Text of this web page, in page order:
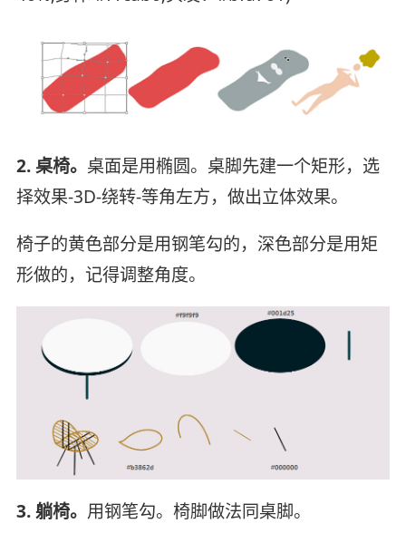
2. 桌椅。 桌面是用椭圆。桌脚先建一个矩形，选
择效果-3D-绕转-等角左方，做出立体效果。
椅子的黄色部分是用钢笔勾的，深色部分是用矩
形做的，记得调整角度。
3. 躺椅。 用钢笔勾。椅脚做法同桌脚。